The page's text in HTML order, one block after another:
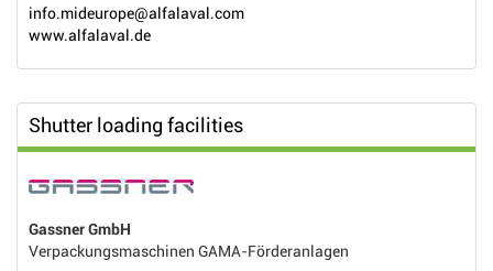
info.mideurope@alfalaval.com
www.alfalaval.de
Shutter loading facilities
Gassner GmbH
Verpackungsmaschinen GAMA-Förderanlagen